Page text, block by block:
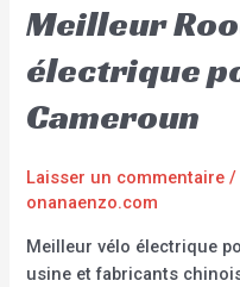
Meilleur
électrique
Cameroun
Laisser un commentaire /
onanaenzo.com
Meilleur vélo électrique
usine et fabricants